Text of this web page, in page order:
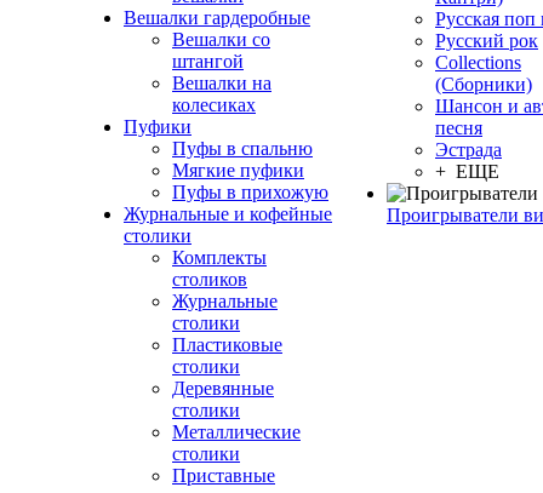
Вешалки гардеробные
Вешалки со
штангой
Вешалки на
колесиках
Пуфики
Пуфы в спальню
Мягкие пуфики
Пуфы в прихожую
Журнальные и кофейные
столики
Комплекты
столиков
Журнальные
столики
Пластиковые
столики
Деревянные
столики
Металлические
столики
Приставные
Русская поп
Русский рок
Сollections
(Сборники)
Шансон и
песня
Эстрада
+ ЕЩЕ
Проигрыватели